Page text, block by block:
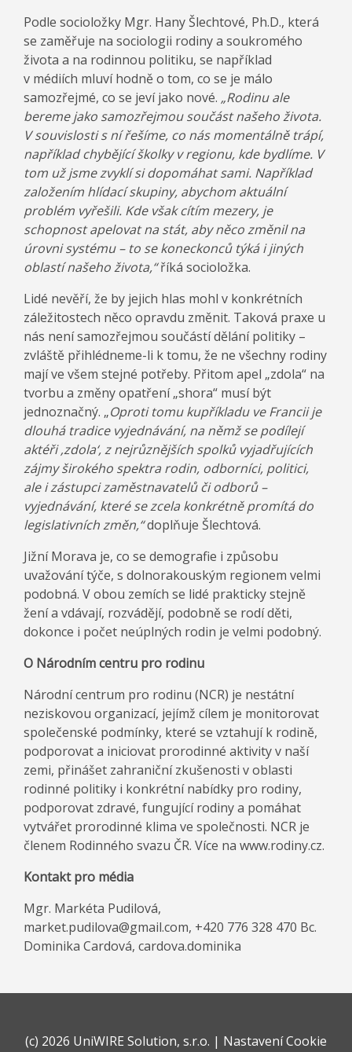
Podle socioložky Mgr. Hany Šlechtové, Ph.D., která
se zaměřuje na sociologii rodiny a soukromého
života a na rodinnou politiku, se například
v médiích mluví hodně o tom, co se je málo
samozřejmé, co se jeví jako nové. „Rodinu ale
bereme jako samozřejmou součást našeho života.
V souvislosti s ní řešíme, co nás momentálně trápí,
například chybějící školky v regionu, kde bydlíme. V
tom už jsme zvyklí si dopomáhat sami. Například
založením hlídací skupiny, abychom aktuální
problém vyřešili. Kde však cítím mezery, je
schopnost apelovat na stát, aby něco změnil na
úrovni systému – to se koneckonců týká i jiných
oblastí našeho života,“říká socioložka.
Lidé nevěří, že by jejich hlas mohl v konkrétních
záležitostech něco opravdu změnit. Taková praxe u
nás není samozřejmou součástí dělání politiky –
zvláště přihlédneme-li k tomu, že ne všechny rodiny
mají ve všem stejné potřeby. Přitom apel „zdola“ na
tvorbu a změny opatření „shora“ musí být
jednoznačný. „Oproti tomu kupříkladu ve Francii je
dlouhá tradice vyjednávání, na němž se podílejí
aktéři ‚zdola‘, z nejrůznějších spolků vyjadřujících
zájmy širokého spektra rodin, odborníci, politici,
ale i zástupci zaměstnavatelů či odborů –
vyjednávání, které se zcela konkrétně promítá do
legislativních změn,“doplňuje Šlechtová.
Jižní Morava je, co se demografie i způsobu
uvažování týče, s dolnorakouským regionem velmi
podobná. V obou zemích se lidé prakticky stejně
žení a vdávají, rozvádějí, podobně se rodí děti,
dokonce i počet neúplných rodin je velmi podobný.
O Národním centru pro rodinu
Národní centrum pro rodinu (NCR) je nestátní
neziskovou organizací, jejímž cílem je monitorovat
společenské podmínky, které se vztahují k rodině,
podporovat a iniciovat prorodinné aktivity v naší
zemi, přinášet zahraniční zkušenosti v oblasti
rodinné politiky i konkrétní nabídky pro rodiny,
podporovat zdravé, fungující rodiny a pomáhat
vytvářet prorodinné klima ve společnosti. NCR je
členem Rodinného svazu ČR. Více na www.rodiny.cz.
Kontakt pro média
Mgr. Markéta Pudilová,
market.pudilova@gmail.com, +420 776 328 470 Bc.
Dominika Cardová, cardova.dominika
(c) 2026 UniWIRE Solution, s.r.o. | Nastavení Cookie